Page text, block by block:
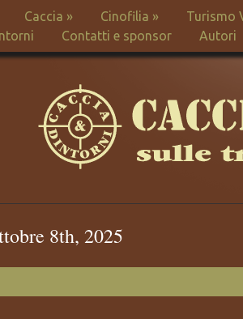
Caccia » Cinofilia »
Turismo
Contatti e sponsor Autori
8th, 2025